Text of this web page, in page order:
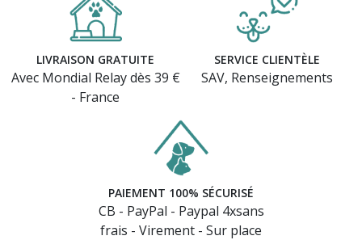
LIVRAISON GRATUITE
Avec Mondial Relay dès 39 €
- France
SERVICE CLIENTÈLE
SAV, Renseignements
PAIEMENT 100% SÉCURISÉ
CB - PayPal - Paypal 4xsans
frais - Virement - Sur place